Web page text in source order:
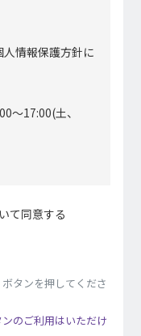
情報保護⽅針に
〜17:00(⼟、
て同意する
タンを押してくださ
のご利⽤はいただけ